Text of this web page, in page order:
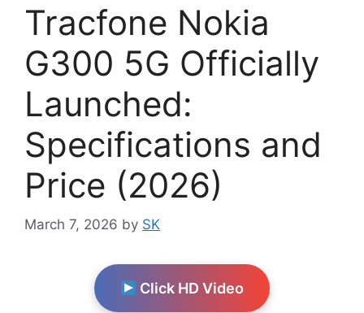
Tracfone Nokia
G300 5G Officially
Launched:
Specifications and
Price (2026)
March 7, 2026 by SK
Click HD Video